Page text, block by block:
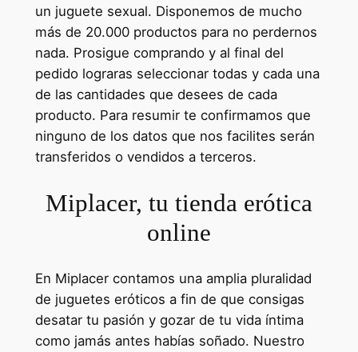
un juguete sexual. Disponemos de mucho
más de 20.000 productos para no perdernos
nada. Prosigue comprando y al final del
pedido lograras seleccionar todas y cada una
de las cantidades que desees de cada
producto. Para resumir te confirmamos que
ninguno de los datos que nos facilites serán
transferidos o vendidos a terceros.
Miplacer, tu tienda erótica
online
En Miplacer contamos una amplia pluralidad
de juguetes eróticos a fin de que consigas
desatar tu pasión y gozar de tu vida íntima
como jamás antes habías soñado. Nuestro